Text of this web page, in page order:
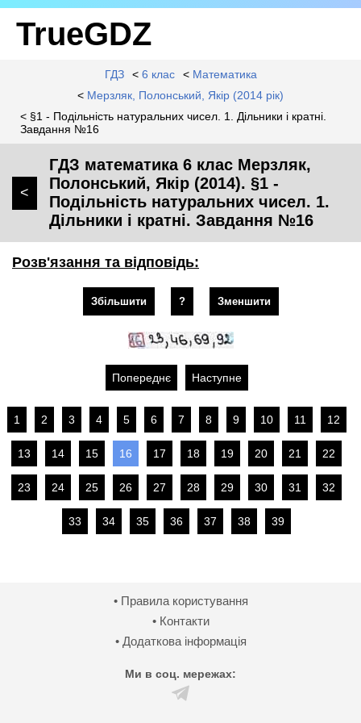
TrueGDZ
ГДЗ < 6 клас < Математика
< Мерзляк, Полонський, Якір (2014 рік)
< §1 - Подільність натуральних чисел. 1. Дільники і кратні.
Завдання №16
<
ГДЗ математика 6 клас Мерзляк,
Полонський, Якір (2014). §1 -
Подільність натуральних чисел. 1.
Дільники і кратні. Завдання №16
Розв'язання та відповідь:
Збільшити ? Зменшити
Попереднє Наступне
1 2 3 4 5 6 7 8 9 10 11 12
13 14 15 16 17 18 19 20 21 22
23 24 25 26 27 28 29 30 31 32
33 34 35 36 37 38 39
• Правила користування
• Контакти
• Додаткова інформація
Ми в соц. мережах: